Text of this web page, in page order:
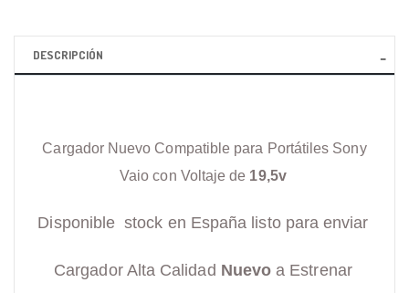
DESCRIPCIÓN
Cargador Nuevo Compatible para Portátiles Sony
Vaio con Voltaje de 19,5v
Disponible stock en España listo para enviar
Cargador Alta Calidad Nuevo a Estrenar